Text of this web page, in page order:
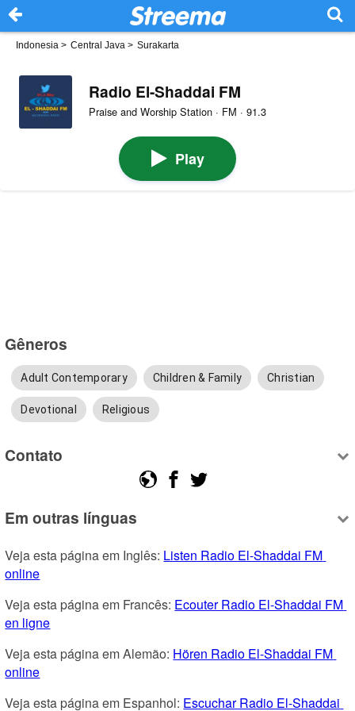
Indonesia > Central Java > Surakarta
Radio El-Shaddai FM
Praise and Worship Station · FM · 91.3
Play
Gêneros
Adult Contemporary Children & Family Christian
Devotional Religious
Contato
Em outras línguas
Veja esta página em Inglês: Listen Radio El-Shaddai FM
online
Veja esta página em Francês: Ecouter Radio El-Shaddai FM
en ligne
Veja esta página em Alemão: Hören Radio El-Shaddai FM
online
Veja esta página em Espanhol: Escuchar Radio El-Shaddai